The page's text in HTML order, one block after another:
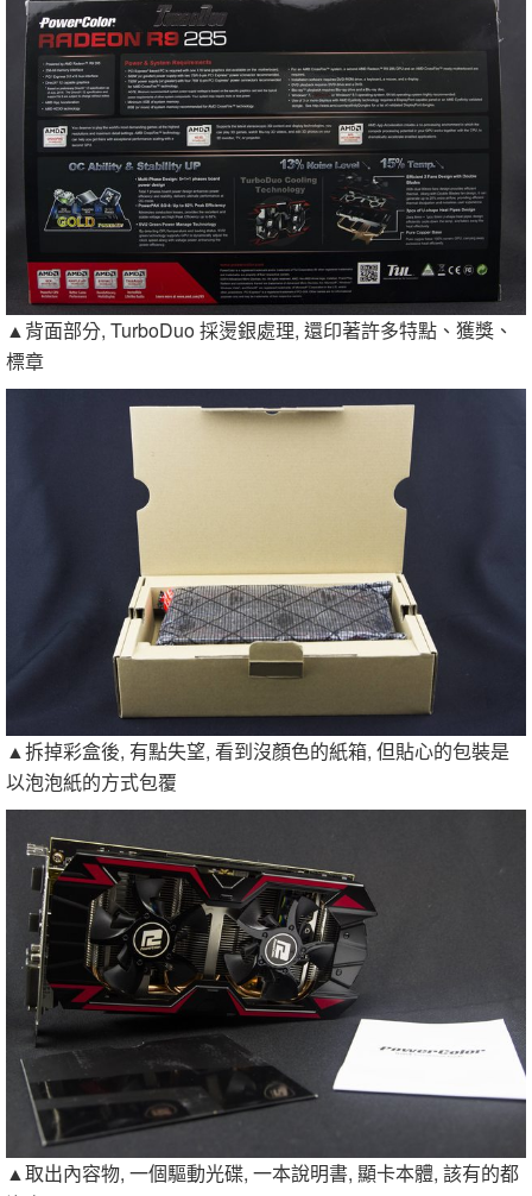
▲背面部分, TurboDuo 採燙銀處理, 還印著許多特點、獲獎、
標章
▲拆掉彩盒後, 有點失望, 看到沒顏色的紙箱, 但貼心的包裝是
以泡泡紙的方式包覆
▲取出內容物, 一個驅動光碟, 一本說明書, 顯卡本體, 該有的都